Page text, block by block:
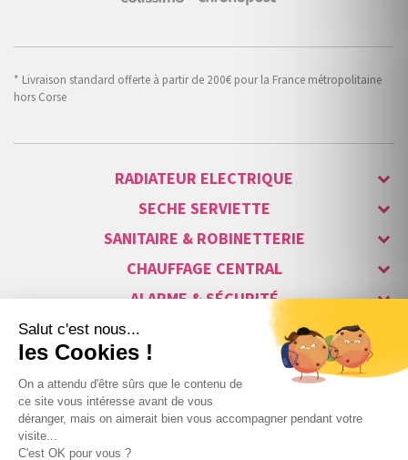
* Livraison standard offerte à partir de 200€ pour la France métropolitaine
hors Corse
RADIATEUR ELECTRIQUE
SECHE SERVIETTE
SANITAIRE & ROBINETTERIE
CHAUFFAGE CENTRAL
ALARME & SÉCURITÉ
MAISON CONNECTÉE
VISIOPHONE & INTERPHONE
LUMINAIRES & ECLAIRAGE
NOS GAMMES STARS